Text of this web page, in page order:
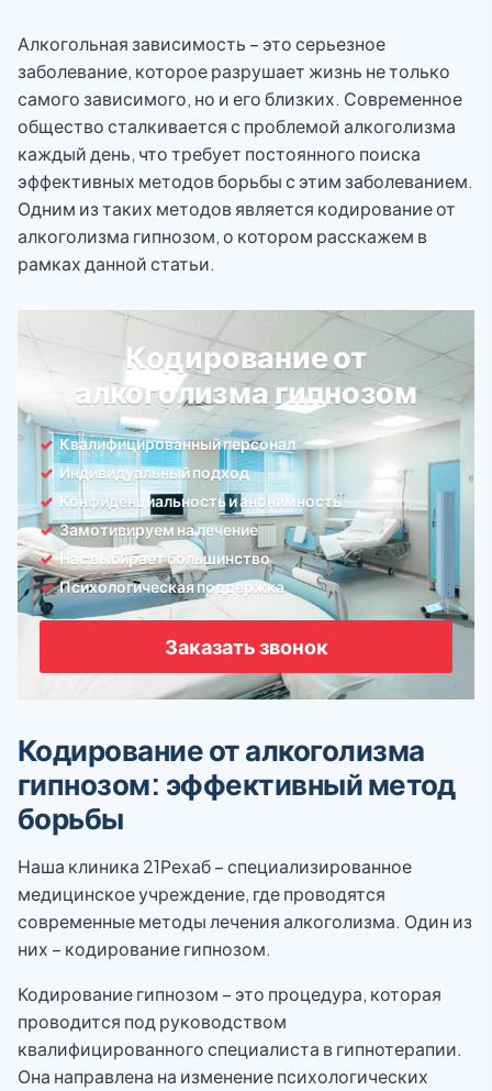
Алкогольная зависимость – это серьезное
заболевание, которое разрушает жизнь не только
самого зависимого, но и его близких. Современное
общество сталкивается с проблемой алкоголизма
каждый день, что требует постоянного поиска
эффективных методов борьбы с этим заболеванием.
Одним из таких методов является кодирование от
алкоголизма гипнозом, о котором расскажем в
рамках данной статьи.
Кодирование от
алкоголизма гипнозом
Квалифицированный персонал
Индивидуальный подход
Конфиденциальность и анонимность
Замотивируем на лечение
Нас выбирает большинство
Психологическая поддержка
Заказать звонок
Кодирование от алкоголизма
гипнозом: эффективный метод
борьбы
Наша клиника 21Рехаб – специализированное
медицинское учреждение, где проводятся
современные методы лечения алкоголизма. Один из
них – кодирование гипнозом.
Кодирование гипнозом – это процедура, которая
проводится под руководством
квалифицированного специалиста в гипнотерапии.
Она направлена на изменение психологических